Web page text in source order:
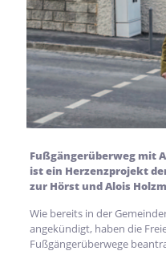
Fußgängerüberweg mit
ist ein Herzenzprojekt
zur Hörst und Alois
Wie bereits in der
angekündigt, haben die
Fußgängerüberwege